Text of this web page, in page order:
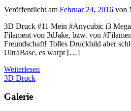
Veröffentlicht am Februar 24, 2016 von
3D Druck #11 Mein #Anycubic i3
Filament von 3dJake, bzw. von
Freundschaft! Tolles Druckbild aber
UltraBase, es warpt […]
Weiterlesen
3D Druck
Galerie